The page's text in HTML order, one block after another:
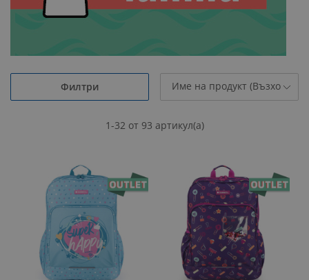
Филтри
1-32 от 93 артикул(а)